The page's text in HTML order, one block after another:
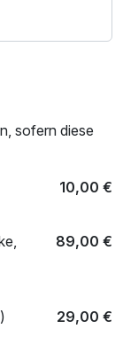
sofern diese
10,00 €
89,00 €
29,00 €